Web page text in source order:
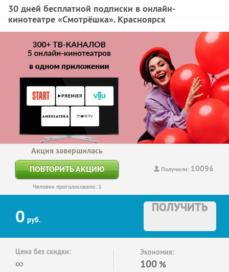
30 дней бесплатной подписки в онлайн-
кинотеатре «Смотрёшка». Красноярск
Получили: 10096
Акция завершилась
ПОВТОРИТЬ АКЦИЮ
Человек проголосовало: 1
0 руб.
ПОЛУЧИТЬ
Цена без скидки:
∞
Экономия:
100 %